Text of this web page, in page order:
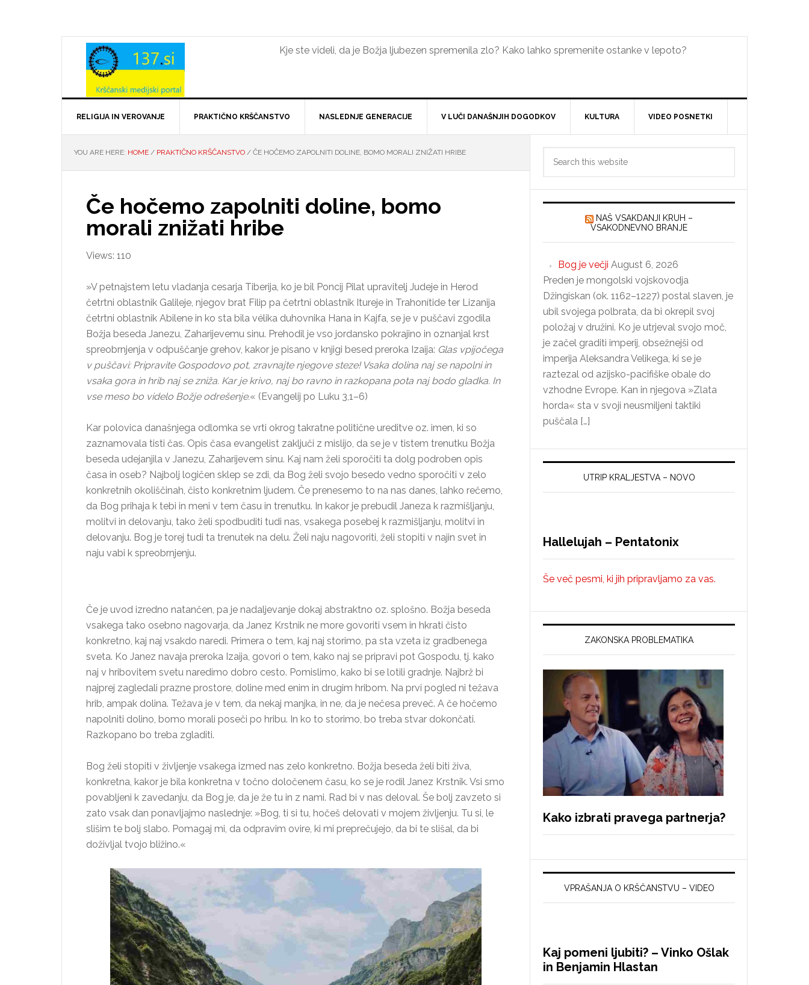
Kje ste videli, da je Božja ljubezen spremenila zlo? Kako lahko spremenite ostanke v lepoto?
RELIGIJA IN VEROVANJE PRAKTIČNO KRŠČANSTVO NASLEDNJE GENERACIJE V LUČI DANAŠNJIH DOGODKOV KULTURA VIDEO POSNETKI
YOU ARE HERE: HOME / PRAKTIČNO KRŠČANSTVO / ČE HOČEMO ZAPOLNITI DOLINE, BOMO MORALI ZNIŽATI HRIBE
Če hočemo zapolniti doline, bomo
morali znižati hribe
Views: 110
»V petnajstem letu vladanja cesarja Tiberija, ko je bil Poncij Pilat upravitelj Judeje in Herod
četrtni oblastnik Galileje, njegov brat Filip pa četrtni oblastnik Itureje in Trahonítide ter Lizanija
četrtni oblastnik Abilene in ko sta bila vélika duhovnika Hana in Kajfa, se je v puščavi zgodila
Božja beseda Janezu, Zaharijevemu sinu. Prehodil je vso jordansko pokrajino in oznanjal krst
spreobrnjenja v odpuščanje grehov, kakor je pisano v knjigi besed preroka Izaija: Glas vpijočega
v puščavi: Pripravite Gospodovo pot, zravnajte njegove steze! Vsaka dolina naj se napolni in
vsaka gora in hrib naj se zniža. Kar je krivo, naj bo ravno in razkopana pota naj bodo gladka. In
vse meso bo videlo Božje odrešenje.« (Evangelij po Luku 3,1–6)
Kar polovica današnjega odlomka se vrti okrog takratne politične ureditve oz. imen, ki so
zaznamovala tisti čas. Opis časa evangelist zaključi z mislijo, da se je v tistem trenutku Božja
beseda udejanjila v Janezu, Zaharijevem sinu. Kaj nam želi sporočiti ta dolg podroben opis
časa in oseb? Najbolj logičen sklep se zdi, da Bog želi svojo besedo vedno sporočiti v zelo
konkretnih okoliščinah, čisto konkretnim ljudem. Če prenesemo to na nas danes, lahko rečemo,
da Bog prihaja k tebi in meni v tem času in trenutku. In kakor je prebudil Janeza k razmišljanju,
molitvi in delovanju, tako želi spodbuditi tudi nas, vsakega posebej k razmišljanju, molitvi in
delovanju. Bog je torej tudi ta trenutek na delu. Želi naju nagovoriti, želi stopiti v najin svet in
naju vabi k spreobrnjenju.
Če je uvod izredno natančen, pa je nadaljevanje dokaj abstraktno oz. splošno. Božja beseda
vsakega tako osebno nagovarja, da Janez Krstnik ne more govoriti vsem in hkrati čisto
konkretno, kaj naj vsakdo naredi. Primera o tem, kaj naj storimo, pa sta vzeta iz gradbenega
sveta. Ko Janez navaja preroka Izaija, govori o tem, kako naj se pripravi pot Gospodu, tj. kako
naj v hribovitem svetu naredimo dobro cesto. Pomislimo, kako bi se lotili gradnje. Najbrž bi
najprej zagledali prazne prostore, doline med enim in drugim hribom. Na prvi pogled ni težava
hrib, ampak dolina. Težava je v tem, da nekaj manjka, in ne, da je nečesa preveč. A če hočemo
napolniti dolino, bomo morali poseči po hribu. In ko to storimo, bo treba stvar dokončati.
Razkopano bo treba zgladiti.
Bog želi stopiti v življenje vsakega izmed nas zelo konkretno. Božja beseda želi biti živa,
konkretna, kakor je bila konkretna v točno določenem času, ko se je rodil Janez Krstnik. Vsi smo
povabljeni k zavedanju, da Bog je, da je že tu in z nami. Rad bi v nas deloval. Še bolj zavzeto si
zato vsak dan ponavljajmo naslednje: »Bog, ti si tu, hočeš delovati v mojem življenju. Tu si, le
slišim te bolj slabo. Pomagaj mi, da odpravim ovire, ki mi preprečujejo, da bi te slišal, da bi
doživljal tvojo bližino.«
Primary
Sidebar
NAŠ VSAKDANJI KRUH –
VSAKODNEVNO BRANJE
Bog je večji August 6, 2026
Preden je mongolski vojskovodja
Džingiskan (ok. 1162–1227) postal slaven, je
ubil svojega polbrata, da bi okrepil svoj
položaj v družini. Ko je utrjeval svojo moč,
je začel graditi imperij, obsežnejši od
imperija Aleksandra Velikega, ki se je
raztezal od azijsko-pacifiške obale do
vzhodne Evrope. Kan in njegova »Zlata
horda« sta v svoji neusmiljeni taktiki
puščala […]
UTRIP KRALJESTVA – NOVO
Hallelujah – Pentatonix
Še več pesmi, ki jih pripravljamo za vas.
ZAKONSKA PROBLEMATIKA
Kako izbrati pravega partnerja?
VPRAŠANJA O KRŠČANSTVU – VIDEO
Kaj pomeni ljubiti? – Vinko Ošlak
in Benjamin Hlastan